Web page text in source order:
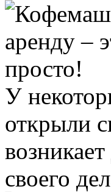
У
открыли
своего